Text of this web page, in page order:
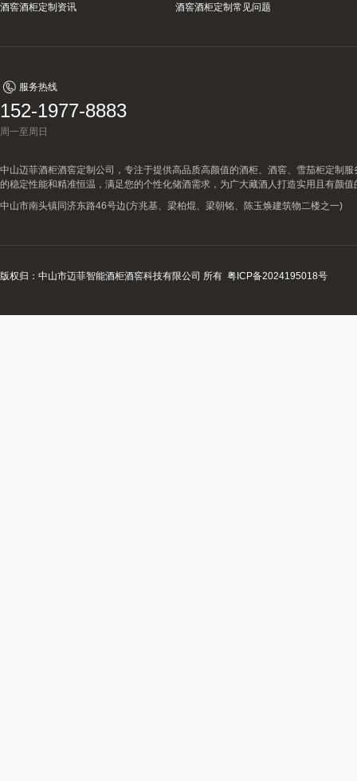
酒窖酒柜定制资讯
酒窖酒柜定制常见问题
服务热线
152-1977-8883
周一至周日
中山迈菲酒柜酒窖定制公司，专注于提供高品质高颜值的酒柜、酒窖、雪茄柜定制
的稳定性能和精准恒温，满足您的个性化储酒需求，为广大藏酒人打造实用且有颜值
中山市南头镇同济东路46号边(方兆基、梁柏焜、梁朝铭、陈玉焕建筑物二楼之一)
版权归：中山市迈菲智能酒柜酒窖科技有限公司 所有 粤ICP备2024195018号